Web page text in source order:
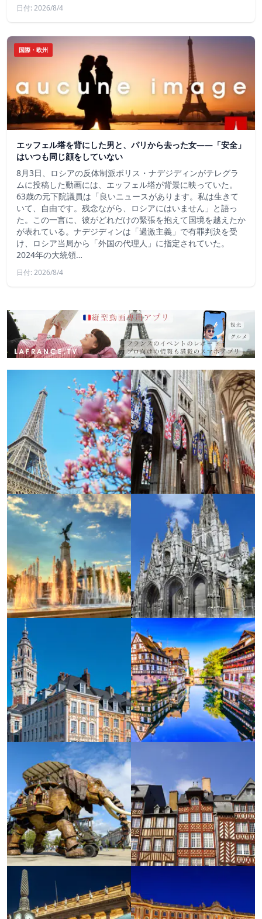
日付: 2026/8/4
国際・欧州
エッフェル塔を背にした男と、パリから去った女——「安全」
はいつも同じ顔をしていない
8月3日、ロシアの反体制派ボリス・ナデジディンがテレグラ
ムに投稿した動画には、エッフェル塔が背景に映っていた。
63歳の元下院議員は「良いニュースがあります。私は生きて
いて、自由です。残念ながら、ロシアにはいません」と語っ
た。この一言に、彼がどれだけの緊張を抱えて国境を越えたか
が表れている。ナデジディンは「過激主義」で有罪判決を受
け、ロシア当局から「外国の代理人」に指定されていた。
2024年の大統領…
日付: 2026/8/4